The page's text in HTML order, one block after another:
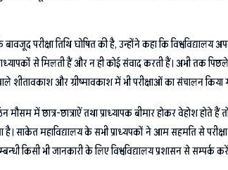
बावजूद परीक्षा तिथि घोषित की है, उन्होंने कहा कि
से मिलती हैं और न ही कोई संवाद करती हैं। अभी तक
शीतावकाश और ग्रीष्मावकाश में भी परीक्षाओं का संचालन किया
में छात्र-छात्राऐं तथा प्राध्यापक बीमार होकर वेहोश होते
है। साकेत महाविद्यालय के सभी प्राध्यपकों ने आम सहमति से
किसी भी जानकारी के लिए विश्वविद्यालय प्रशासन से